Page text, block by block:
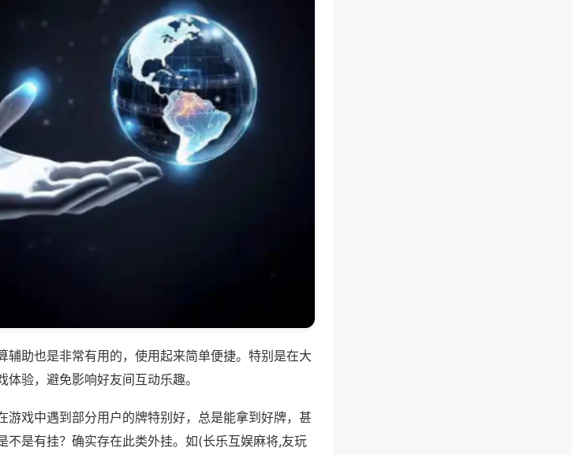
辅助也是非常有用的，使用起来简单便捷。特别是在大
验，避免影响好友间互动乐趣。
游戏中遇到部分用户的牌特别好，总是能拿到好牌，甚
不是有挂？确实存在此类外挂。如(长乐互娱麻将,友玩